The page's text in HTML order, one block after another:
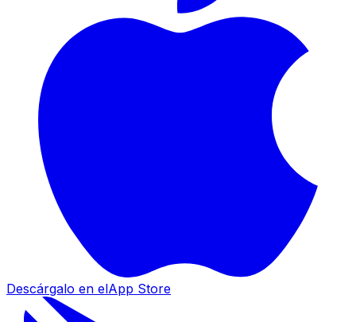
Descárgalo en elApp Store